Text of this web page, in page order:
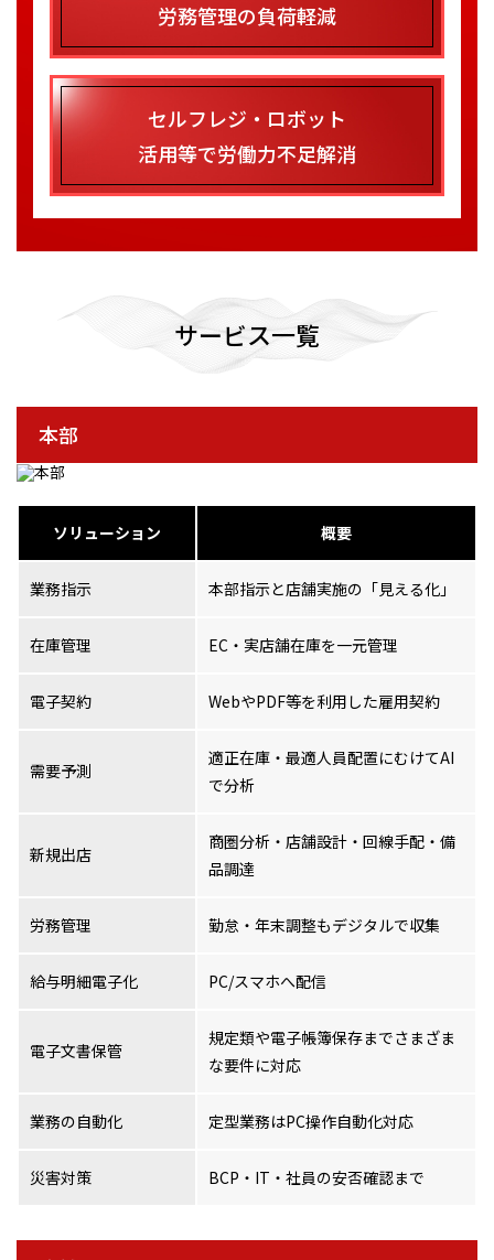
労務管理の負荷軽減
セルフレジ・ロボット
活用等で労働力不足解消
サービス一覧
本部
ソリューション 概要
業務指示 本部指示と店舗実施の「見える化」
在庫管理 EC・実店舗在庫を一元管理
電子契約 WebやPDF等を利用した雇用契約
需要予測
適正在庫・最適人員配置にむけてAI
で分析
新規出店
商圏分析・店舗設計・回線手配・備
品調達
労務管理 勤怠・年末調整もデジタルで収集
給与明細電子化 PC/スマホへ配信
電子文書保管
規定類や電子帳簿保存までさまざま
な要件に対応
業務の自動化 定型業務はPC操作自動化対応
災害対策 BCP・IT・社員の安否確認まで